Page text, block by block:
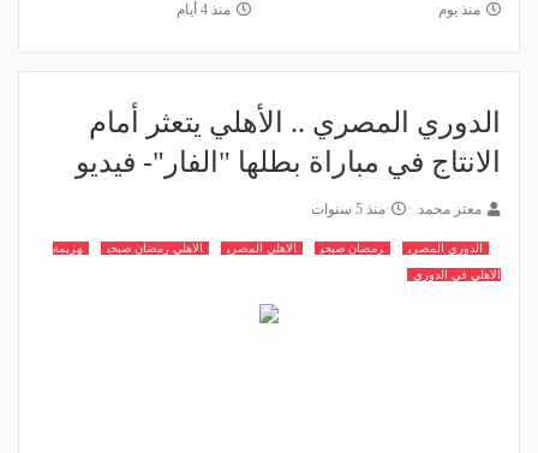
منذ يوم منذ 4 أيام
الدوري المصري .. الأهلي يتعثر أمام
الانتاج في مباراة بطلها "الفار"- فيديو
معتز محمد منذ 5 سنوات
الدوري المصري رمضان صبحي الاهلي المصري الاهلي رمضان صبحي
هزيمة
الاهلي في الدوري